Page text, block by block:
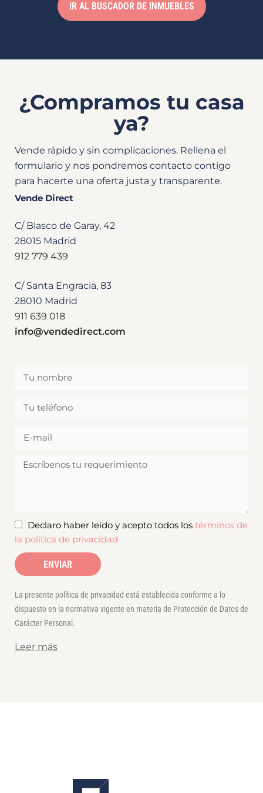
IR AL BUSCADOR DE INMUEBLES
¿Compramos tu casa
ya?
Vende rápido y sin complicaciones. Rellena el
formulario y nos pondremos contacto contigo
para hacerte una oferta justa y transparente.
Vende Direct
C/ Blasco de Garay, 42
28015 Madrid
912 779 439
C/ Santa Engracia, 83
28010 Madrid
911 639 018
info@vendedirect.com
Declaro haber leído y acepto todos los términos de
la política de privacidad
ENVIAR
La presente política de privacidad está establecida conforme a lo
dispuesto en la normativa vigente en materia de Protección de Datos de
Carácter Personal.
Leer más